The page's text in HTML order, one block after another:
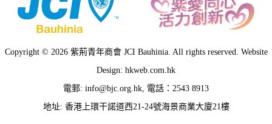
Copyright © 2026 紫荊青年商會 JCI Bauhinia. All rights reserved. Website
Design: hkweb.com.hk
電郵: info@bjc.org.hk, 電話：2543 8913
地址: 香港上環干諾道西21-24號海景商業大廈21樓